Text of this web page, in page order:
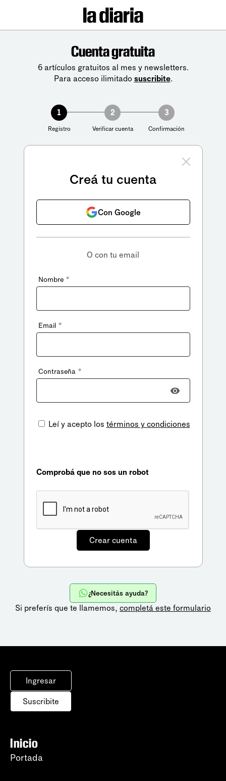
Cuenta gratuita
6 artículos gratuitos al mes y newsletters.
Para acceso ilimitado suscribite.
1
Registro
2
Verificar cuenta
3
Confirmación
Creá tu cuenta
Con Google
O con tu email
Nombre *
Email *
Contraseña *
Leí y acepto los términos y condiciones
Comprobá que no sos un robot
¿Necesitás ayuda?
Si preferís que te llamemos, completá este formulario
Ingresar
Suscribite
Inicio
Portada